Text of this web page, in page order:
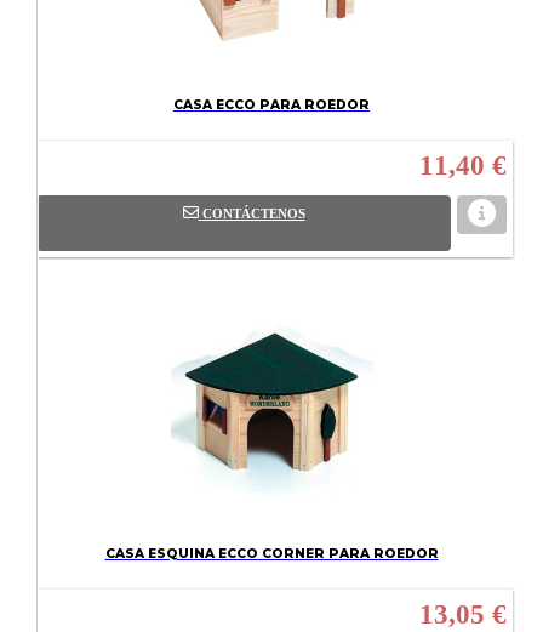
CASA ECCO PARA ROEDOR
11,40 €
CONTÁCTENOS
CASA ESQUINA ECCO CORNER PARA ROEDOR
13,05 €